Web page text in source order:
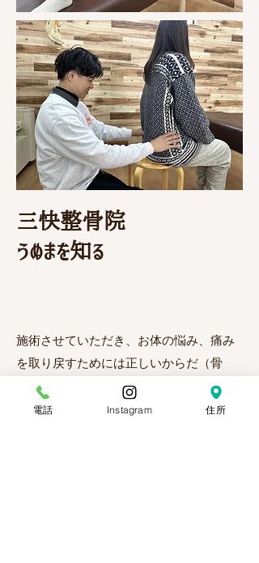
三快整骨院
うぬまを知る
施術させていただき、お体の悩み、痛み
を取り戻すためには正しいからだ （骨
盤・背骨
・筋肉などのバランス呼吸）の
状態にし、正しいからだの使い方を覚え
電話 Instagram 住所